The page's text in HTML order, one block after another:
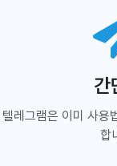
간
텔레그램은 이미 사용
합